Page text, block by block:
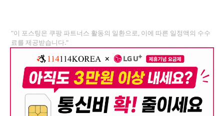
"이 포스팅은 쿠팡 파트너스 활동의 일환으로, 이에 따른 일정액의 수수
료를 제공받습니다."